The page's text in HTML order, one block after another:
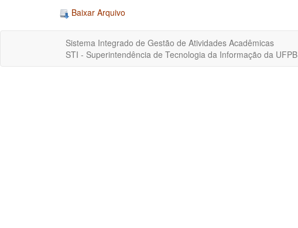
Baixar Arquivo
Sistema Integrado de Gestão de Atividades Acadêmicas
STI - Superintendência de Tecnologia da Informação da UFPB